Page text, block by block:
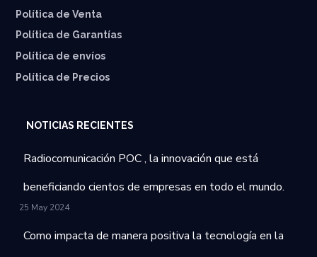
Política de Venta
Política de Garantías
⁠Política de envíos
Política de Precios
NOTICIAS RECIENTES
Radiocomunicación POC , la innovación que está
beneficiando cientos de empresas en todo el mundo.
25 May 2024
Como impacta de manera positiva la tecnología en la